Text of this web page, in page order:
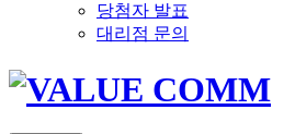
당첨자 발표
대리점 문의